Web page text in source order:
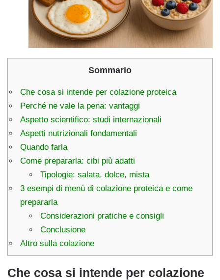
Sommario
Che cosa si intende per colazione proteica
Perché ne vale la pena: vantaggi
Aspetto scientifico: studi internazionali
Aspetti nutrizionali fondamentali
Quando farla
Come prepararla: cibi più adatti
Tipologie: salata, dolce, mista
3 esempi di menù di colazione proteica e come
prepararla
Considerazioni pratiche e consigli
Conclusione
Altro sulla colazione
Che cosa si intende per colazione